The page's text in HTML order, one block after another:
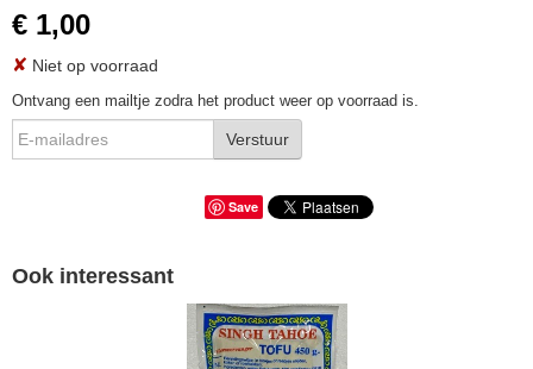
€ 1,00
✘ Niet op voorraad
Ontvang een mailtje zodra het product weer op voorraad is.
Verstuur
Save
Ook interessant